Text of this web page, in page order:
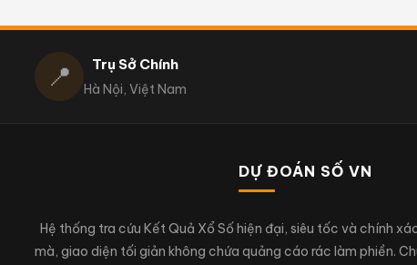
📍 Trụ Sở Chính
Hà Nội, Việt Nam
DỰ ĐOÁN SỐ VN
Hệ thống tra cứu Kết Quả Xổ Số hiện đại, siêu tốc và chính
mà, giao diện tối giản không chứa quảng cáo rác làm phiền.